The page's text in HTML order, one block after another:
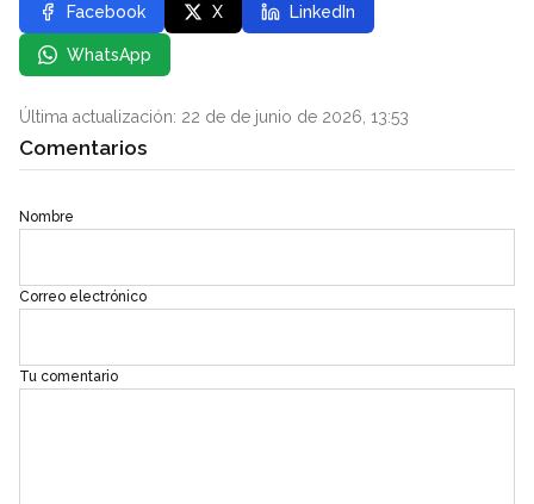
Facebook X LinkedIn
WhatsApp
Última actualización: 22 de de junio de 2026, 13:53
Comentarios
Nombre
Correo electrónico
Tu comentario